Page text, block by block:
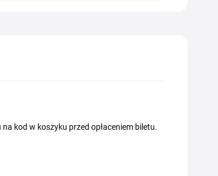
kod w koszyku przed opłaceniem biletu.